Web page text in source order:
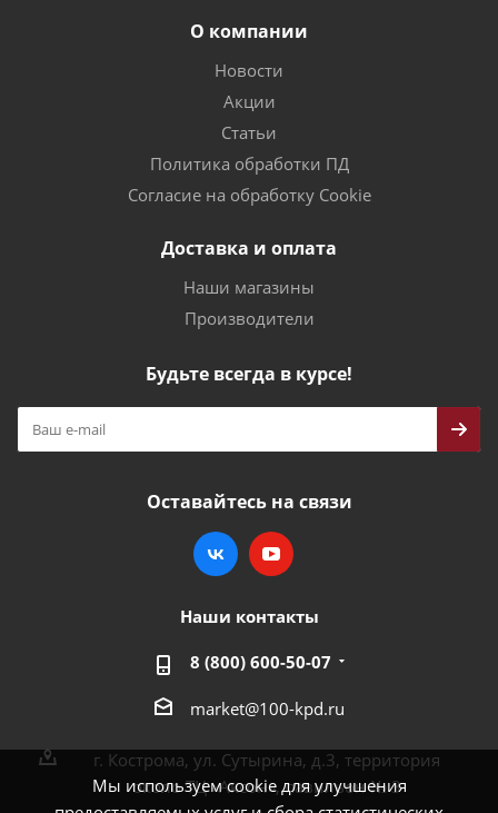
Мы используем cookie для улучшения
О компании
Новости
Акции
Статьи
Политика обработки ПД
Согласие на обработку Cookie
Доставка и оплата
Наши магазины
Производители
Будьте всегда в курсе!
Оставайтесь на связи
Наши контакты
8 (800) 600-50-07
market@100-kpd.ru
г. Кострома, ул. Сутырина, д.3, территория
около ТЦ «Аксон», павильон № 3